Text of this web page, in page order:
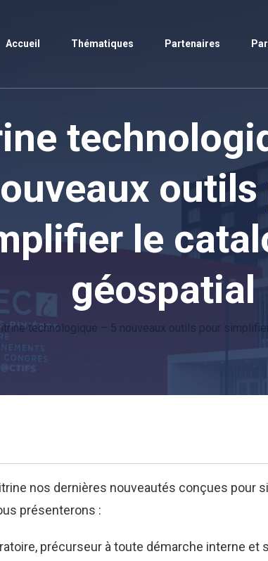
Accueil Thématiques Partenaires
le
géospatial
technologique – 5 nouveaux outils pour
nos dernières nouveautés conçues pour
présenterons :
précurseur à toute démarche interne et